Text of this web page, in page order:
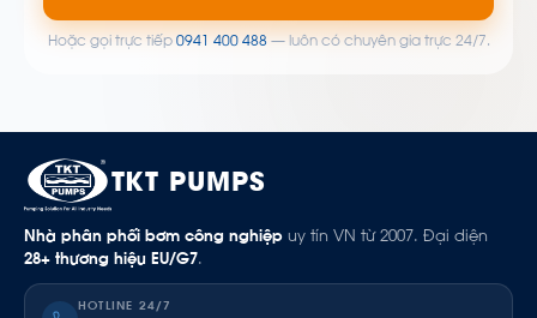
Hoặc gọi trực tiếp 0941 400 488— luôn có chuyên gia trực 24/7.
TKT PUMPS
Nhà phân phối bơm công nghiệp uy tín VN từ 2007. Đại diện
28+ thương hiệu EU/G7.
HOTLINE 24/7